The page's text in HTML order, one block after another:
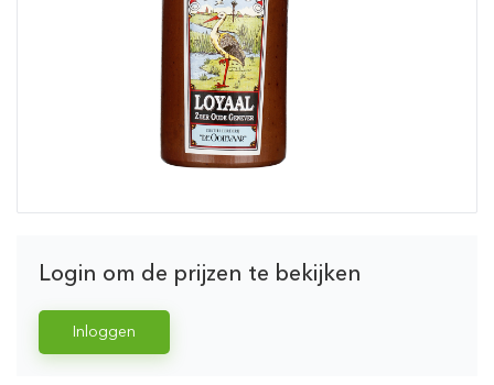
Login om de prijzen te bekijken
Inloggen